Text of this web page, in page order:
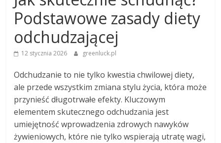
Podstawowe zasady diety
odchudzającej
12 stycznia 2026 greenluck.pl
Odchudzanie to nie tylko kwestia chwilowej diety,
ale przede wszystkim zmiana stylu życia, która może
przynieść długotrwałe efekty. Kluczowym
elementem skutecznego odchudzania jest
umiejętność wprowadzenia zdrowych nawyków
żywieniowych, które nie tylko wspierają utratę wagi,